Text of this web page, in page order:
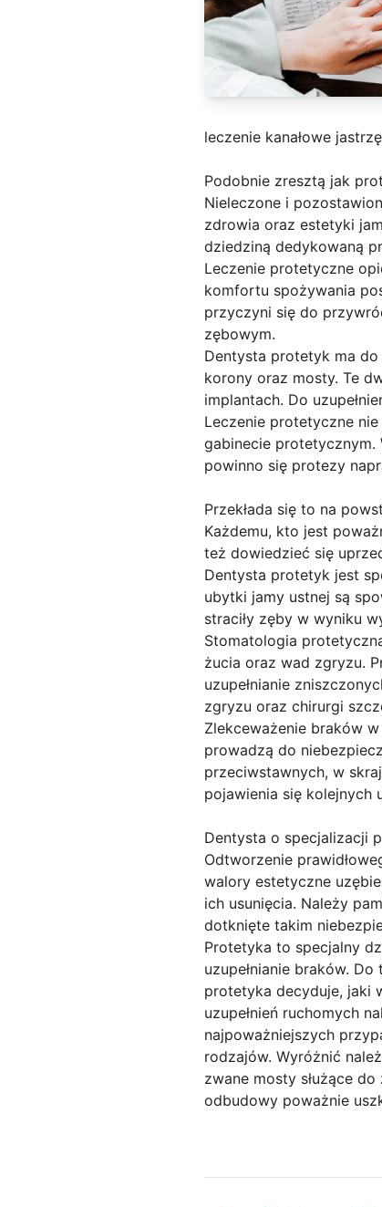
leczenie kanałowe
Podobnie zresztą jak
Nieleczone i
zdrowia oraz estetyki
dziedziną dedykowaną
Leczenie protetyczne
komfortu spożywania
przyczyni się do
zębowym.
Dentysta protetyk ma
korony oraz mosty. Te
implantach. Do
Leczenie protetyczne
gabinecie protetycznym.
powinno się protezy
Przekłada się to na
Każdemu, kto jest
też dowiedzieć się
Dentysta protetyk jest
ubytki jamy ustnej są
straciły zęby w wyniku
Stomatologia
żucia oraz wad zgryzu.
uzupełnianie
zgryzu oraz chirurgi
Zlekceważenie braków
prowadzą do
przeciwstawnych, w
pojawienia się kolejnych
Dentysta o specjalizacji
Odtworzenie
walory estetyczne
ich usunięcia. Należy
dotknięte takim
Protetyka to specjalny
uzupełnianie braków.
protetyka decyduje, jaki
uzupełnień ruchomych
najpoważniejszych
rodzajów. Wyróżnić
zwane mosty służące
odbudowy poważnie